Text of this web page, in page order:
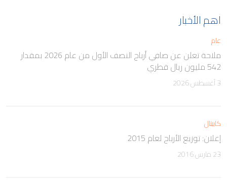
اهم الأخبار
عام
ملاحة تعلن عن صافي أرباح النصف الأول من عام 2026 بمقدار
542 مليون ريال قطري
3 أغسطس 2026
كابيتال
إعلان: توزيع الأرباح لعام 2015
23 مارس 2016